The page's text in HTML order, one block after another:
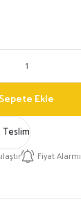
Sepete Ekle
Fiyat Alarmı